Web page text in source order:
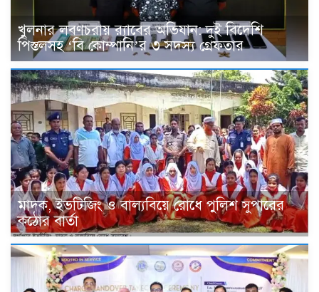
খুলনার লবণচরায় র‍্যাবের অভিযান: দুই বিদেশি
পিস্তলসহ ‘বি কোম্পানি’র ৩ সদস্য গ্রেফতার
মাদক, ইভটিজিং ও বাল্যবিয়ে রোধে পুলিশ সুপারের
কঠোর বার্তা